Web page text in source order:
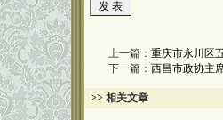
上一篇： 重庆市永川区
下一篇： 西昌市政协主
>> 相关文章